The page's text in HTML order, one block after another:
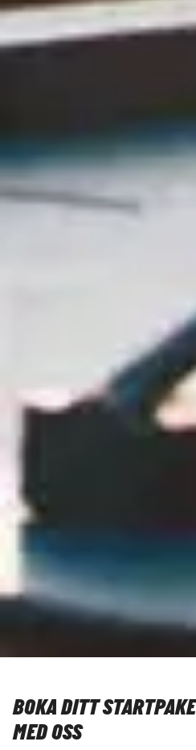
BOKA DITT
MED OSS